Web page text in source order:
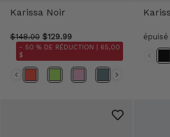
Karissa Noir
$148.00 $129.99
- 50 % DE RÉDUCTION |
65,00
$
épuisé